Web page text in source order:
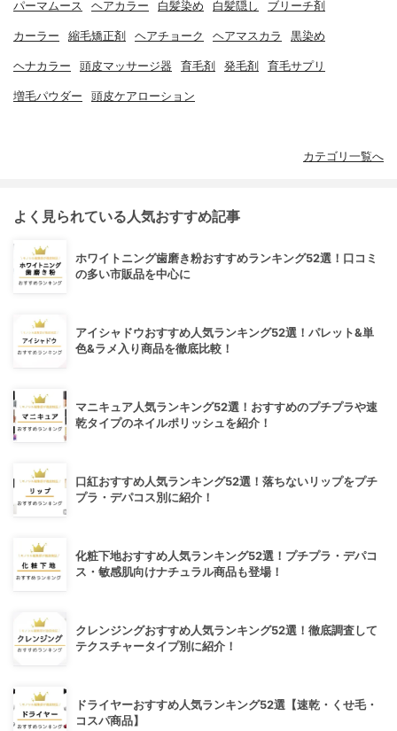
パーマムース ヘアカラー 白髪染め 白髪隠し ブリーチ剤
カーラー 縮毛矯正剤 ヘアチョーク ヘアマスカラ 黒染め
ヘナカラー 頭皮マッサージ器 育毛剤 発毛剤 育毛サプリ
増毛パウダー 頭皮ケアローション
カテゴリ一覧へ
よく見られている人気おすすめ記事
ホワイトニング歯磨き粉おすすめランキング52選！口コミ
の多い市販品を中心に
アイシャドウおすすめ人気ランキング52選！パレット&単
色&ラメ入り商品を徹底比較！
マニキュア人気ランキング52選！おすすめのプチプラや速
乾タイプのネイルポリッシュを紹介！
口紅おすすめ人気ランキング52選！落ちないリップをプチ
プラ・デパコス別に紹介！
化粧下地おすすめ人気ランキング52選！プチプラ・デパコ
ス・敏感肌向けナチュラル商品も登場！
クレンジングおすすめ人気ランキング52選！徹底調査して
テクスチャータイプ別に紹介！
ドライヤーおすすめ人気ランキング52選【速乾・くせ毛・
コスパ商品】